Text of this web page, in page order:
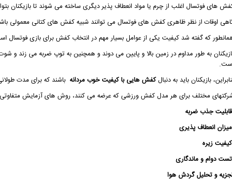
های فوتسال اغلب از چرم یا مواد انعطاف پذیر دیگری ساخته می شوند تا بازیکنان
اوقات از نظر ظاهری کفش های فوتسال می توانند شبیه کفش های کتانی معمولی
که گفته شد کیفیت یکی از عوامل بسیار مهم در انتخاب کفش برای بازی فوتسال
به طور مداوم در زمین بالا و پایین می دوند و همچنین به توپ ضربه می زند
بازیکنان باید به دنبالکفش هایی با کیفیت خوب مردانهباشند که برای مدت
مختلف برای هر مدل کفش ورزشی که عرضه می کنند، روش های آزمایش
قابلیت جذب ضربه
میزان انعطاف پذیری
کیفیت زیره
تست دوام و ماندگاری
و تحلیل گردش هوا